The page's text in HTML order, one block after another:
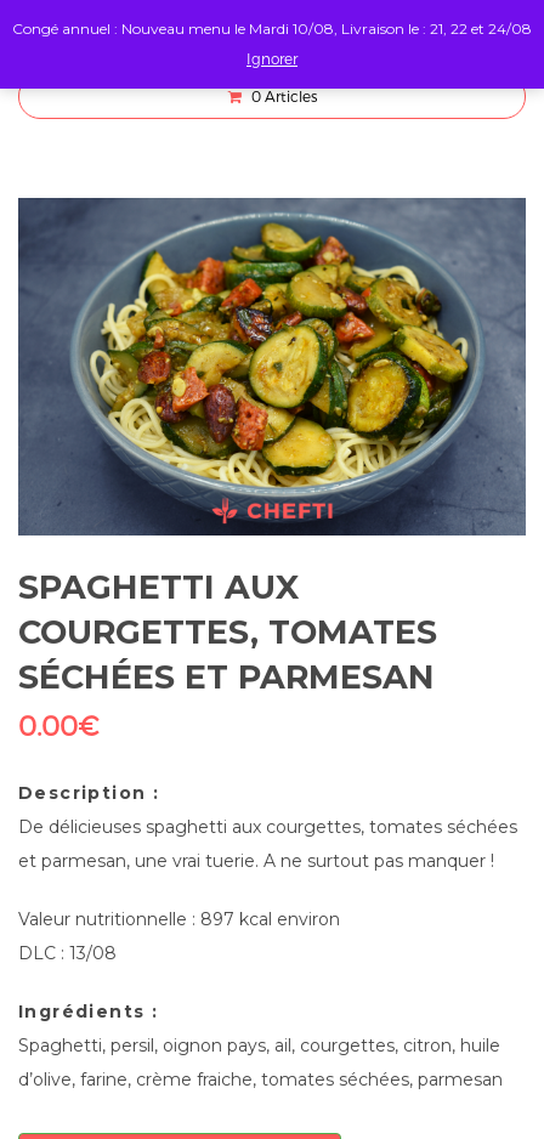
0 Articles
SPAGHETTI AUX
COURGETTES, TOMATES
SÉCHÉES ET PARMESAN
0.00€
Description :
De délicieuses spaghetti aux courgettes, tomates séchées
et parmesan, une vrai tuerie. A ne surtout pas manquer !
Valeur nutritionnelle : 897 kcal environ
DLC : 13/08
Ingrédients :
Spaghetti, persil, oignon pays, ail, courgettes, citron, huile
d’olive, farine, crème fraiche, tomates séchées, parmesan
Congé annuel : Nouveau menu le Mardi 10/08, Livraison le : 21, 22 et 24/08
Ignorer